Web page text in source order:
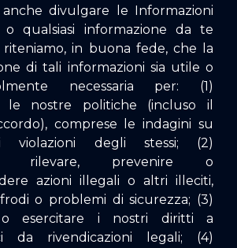
divulgare le Informazioni
o qualsiasi informazione da te
riteniamo, in buona fede, che la
di tali informazioni sia utile o
necessaria per: (1)
le nostre politiche (incluso il
comprese le indagini su
violazioni degli stessi; (2)
rilevare, prevenire o
azioni illegali o altri illeciti,
o problemi di sicurezza; (3)
o esercitare i nostri diritti a
da rivendicazioni legali; (4)